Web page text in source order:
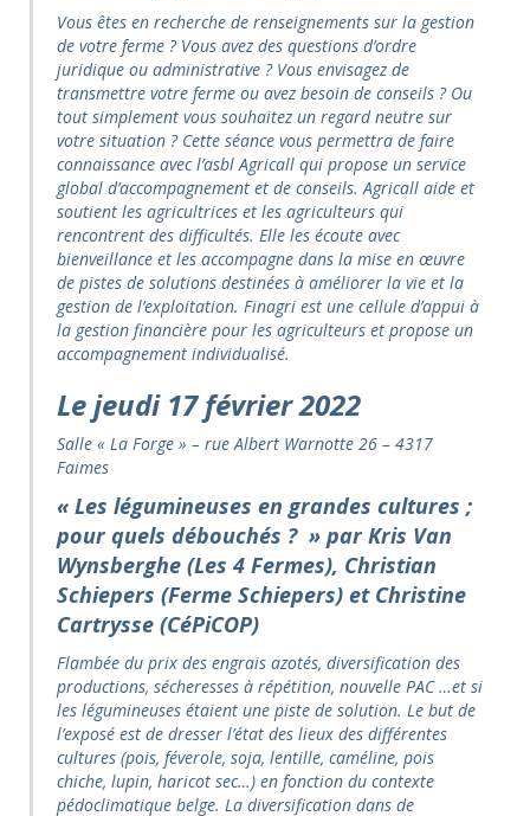
Vous êtes en recherche de renseignements sur la gestion
de votre ferme ? Vous avez des questions d’ordre
juridique ou administrative ? Vous envisagez de
transmettre votre ferme ou avez besoin de conseils ? Ou
tout simplement vous souhaitez un regard neutre sur
votre situation ? Cette séance vous permettra de faire
connaissance avec l’asbl Agricall qui propose un service
global d’accompagnement et de conseils. Agricall aide et
soutient les agricultrices et les agriculteurs qui
rencontrent des difficultés. Elle les écoute avec
bienveillance et les accompagne dans la mise en œuvre
de pistes de solutions destinées à améliorer la vie et la
gestion de l’exploitation. Finagri est une cellule d’appui à
la gestion financière pour les agriculteurs et propose un
accompagnement individualisé.
Le jeudi 17 février2022
Salle « La Forge » – rue Albert Warnotte 26 – 4317
Faimes
« Les légumineuses en grandes cultures ;
pour quels débouchés ? » par Kris Van
Wynsberghe (Les 4 Fermes), Christian
Schiepers (Ferme Schiepers) et Christine
Cartrysse (CéPiCOP)
Flambée du prix des engrais azotés, diversification des
productions, sécheresses à répétition, nouvelle PAC …et si
les légumineuses étaient une piste de solution. Le but de
l’exposé est de dresser l’état des lieux des différentes
cultures (pois, féverole, soja, lentille, caméline, pois
chiche, lupin, haricot sec…) en fonction du contexte
pédoclimatique belge. La diversification dans de